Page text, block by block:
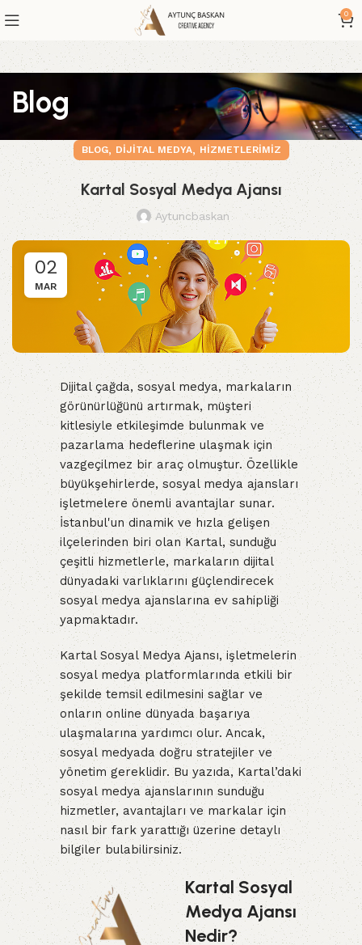
0
Blog
BLOG, DIJITAL MEDYA, HIZMETLERIMIZ
Kartal Sosyal Medya Ajansı
Aytuncbaskan
02
MAR
Dijital çağda, sosyal medya, markaların
görünürlüğünü artırmak, müşteri
kitlesiyle etkileşimde bulunmak ve
pazarlama hedeflerine ulaşmak için
vazgeçilmez bir araç olmuştur. Özellikle
büyükşehirlerde, sosyal medya ajansları
işletmelere önemli avantajlar sunar.
İstanbul'un dinamik ve hızla gelişen
ilçelerinden biri olan Kartal, sunduğu
çeşitli hizmetlerle, markaların dijital
dünyadaki varlıklarını güçlendirecek
sosyal medya ajanslarına ev sahipliği
yapmaktadır.
Kartal Sosyal Medya Ajansı, işletmelerin
sosyal medya platformlarında etkili bir
şekilde temsil edilmesini sağlar ve
onların online dünyada başarıya
ulaşmalarına yardımcı olur. Ancak,
sosyal medyada doğru stratejiler ve
yönetim gereklidir. Bu yazıda, Kartal’daki
sosyal medya ajanslarının sunduğu
hizmetler, avantajları ve markalar için
nasıl bir fark yarattığı üzerine detaylı
bilgiler bulabilirsiniz.
Kartal Sosyal
Medya Ajansı
Nedir?